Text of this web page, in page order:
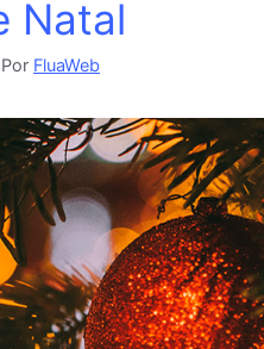
Natal
Por FluaWeb